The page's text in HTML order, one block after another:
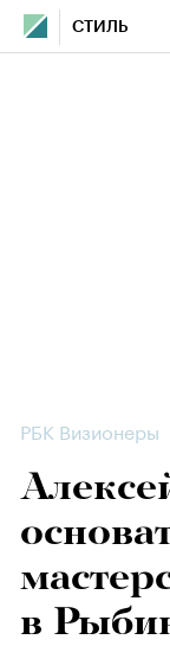
СТИЛЬ
РБК Визионеры
в